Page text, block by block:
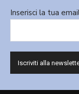
Inserisci la tua